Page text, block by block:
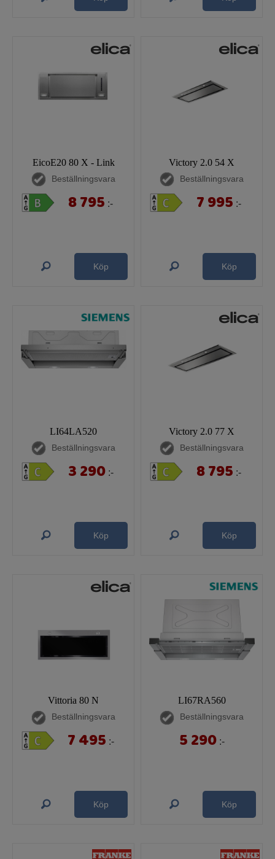
EicoE20 80 X - Link
Beställningsvara
8 795 :-
Köp
Victory 2.0 54 X
Beställningsvara
7 995 :-
Köp
LI64LA520
Beställningsvara
3 290 :-
Köp
Victory 2.0 77 X
Beställningsvara
8 795 :-
Köp
Vittoria 80 N
Beställningsvara
7 495 :-
Köp
LI67RA560
Beställningsvara
5 290 :-
Köp